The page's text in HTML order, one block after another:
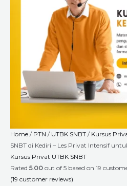
Home / PTN / UTBK SNBT / Kursus
SNBT di Kediri – Les Privat Intensif
Kursus Privat UTBK SNBT
Rated 5.00 out of 5 based on 19
(19 customer reviews)